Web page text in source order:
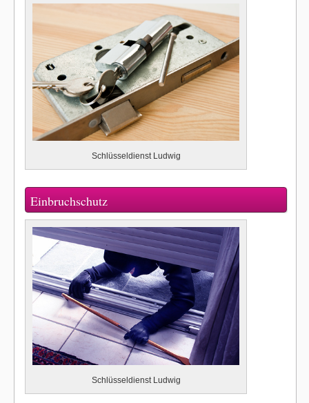
Schlüsseldienst Ludwig
Einbruchschutz
Schlüsseldienst Ludwig